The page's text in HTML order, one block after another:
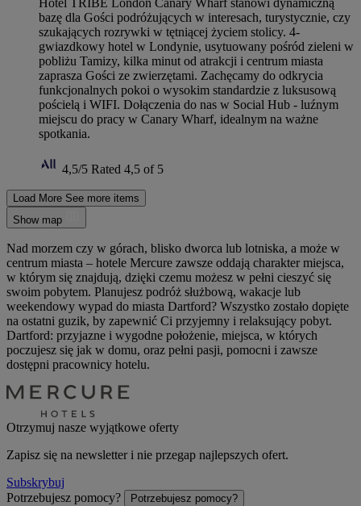
Hotel TRIBE London Canary Wharf stanowi dynamiczną
bazę dla Gości podróżujących w interesach, turystycznie, czy
szukających rozrywki w tętniącej życiem stolicy. 4-
gwiazdkowy hotel w Londynie, usytuowany pośród zieleni w
pobliżu Tamizy, kilka minut od atrakcji i centrum miasta
zaprasza Gości ze zwierzętami. Zachęcamy do odkrycia
funkcjonalnych pokoi o wysokim standardzie z luksusową
pościelą i WIFI. Dołączenia do nas w Social Hub - luźnym
miejscu do pracy w Canary Wharf, idealnym na ważne
spotkania.
4,5/5 Rated 4,5 of 5
Load More See more items
Show map
Nad morzem czy w górach, blisko dworca lub lotniska, a może w
centrum miasta – hotele Mercure zawsze oddają charakter miejsca,
w którym się znajdują, dzięki czemu możesz w pełni cieszyć się
swoim pobytem. Planujesz podróż służbową, wakacje lub
weekendowy wypad do miasta Dartford? Wszystko zostało dopięte
na ostatni guzik, by zapewnić Ci przyjemny i relaksujący pobyt.
Dartford: przyjazne i wygodne położenie, miejsca, w których
poczujesz się jak w domu, oraz pełni pasji, pomocni i zawsze
dostępni pracownicy hotelu.
Otrzymuj nasze wyjątkowe oferty
Zapisz się na newsletter i nie przegap najlepszych ofert.
Subskrybuj
Potrzebujesz pomocy?
Potrzebujesz pomocy?